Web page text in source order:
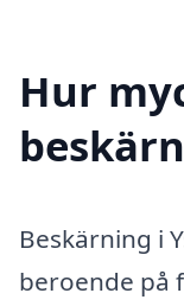
Hur
Beskärning i
beroende på